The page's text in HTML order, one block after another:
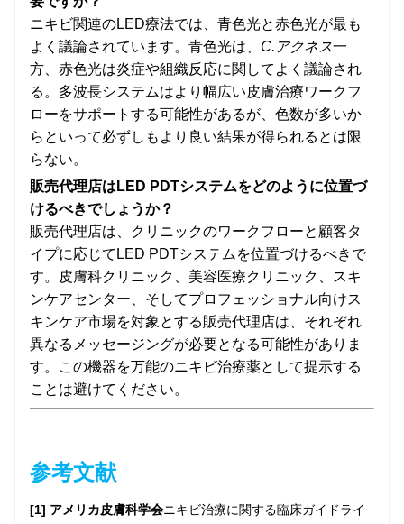
ニキビ関連のLED療法では、青色光と赤色光が最も
よく議論されています。青色光は、 C.アクネス一
方、赤色光は炎症や組織反応に関してよく議論され
る。多波長システムはより幅広い皮膚治療ワークフ
ローをサポートする可能性があるが、色数が多いか
らといって必ずしもより良い結果が得られるとは限
らない。
販売代理店はLED PDTシステムをどのように位置づ
けるべきでしょうか？
販売代理店は、クリニックのワークフローと顧客タ
イプに応じてLED PDTシステムを位置づけるべきで
す。皮膚科クリニック、美容医療クリニック、スキ
ンケアセンター、そしてプロフェッショナル向けス
キンケア市場を対象とする販売代理店は、それぞれ
異なるメッセージングが必要となる可能性がありま
す。この機器を万能のニキビ治療薬として提示する
ことは避けてください。
参考文献
[1] アメリカ皮膚科学会ニキビ治療に関する臨床ガイドライ